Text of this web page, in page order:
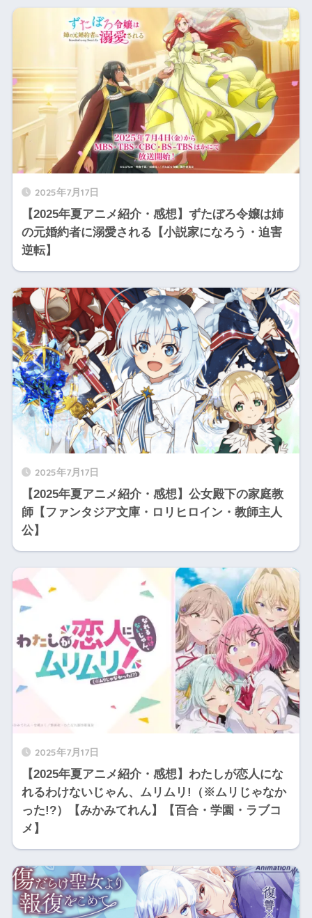
2025年7月17日
【2025年夏アニメ紹介・感想】ずたぼろ令嬢は姉
の元婚約者に溺愛される【小説家になろう・迫害
逆転】
2025年7月17日
【2025年夏アニメ紹介・感想】公女殿下の家庭教
師【ファンタジア文庫・ロリヒロイン・教師主人
公】
2025年7月17日
【2025年夏アニメ紹介・感想】わたしが恋人にな
れるわけないじゃん、ムリムリ!（※ムリじゃなか
った!?）【みかみてれん】【百合・学園・ラブコ
メ】